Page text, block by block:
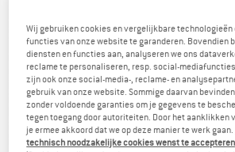
Wij gebruiken cookies en vergelijkbare
functies van onze website te garanderen. Bovendien
diensten en functies aan, analyseren we ons
reclame te personaliseren, resp. social-
zijn ook onze social-media-, reclame- en
gebruik van onze website. Sommige daarvan
zonder voldoende garanties om je gegevens te
tegen toegang door autoriteiten. Door het aanklikken
je ermee akkoord dat we op deze manier te werk gaan.
technisch noodzakelijke cookies wenst te